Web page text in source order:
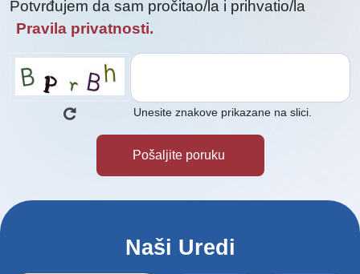
Potvrđujem da sam pročitao/la i prihvatio/la
Pravila privatnosti.
Unesite znakove prikazane na slici.
Naši Uredi